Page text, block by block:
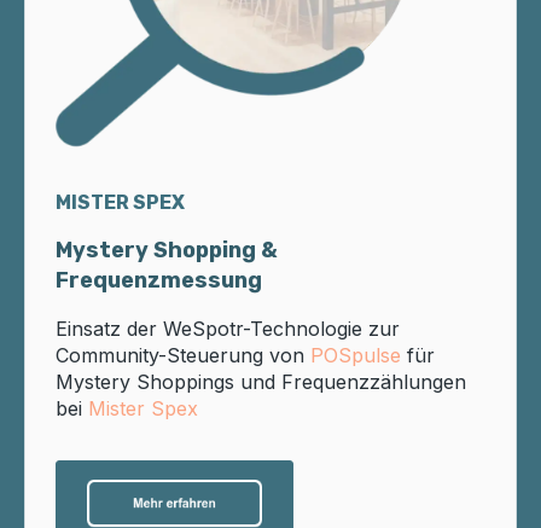
MISTER SPEX
Mystery Shopping &
Frequenzmessung
Einsatz der WeSpotr-Technologie zur
Community-Steuerung von POSpulse für
Mystery Shoppings und Frequenzzählungen
bei Mister Spex